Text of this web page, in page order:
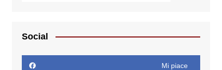
Social
Mi piace